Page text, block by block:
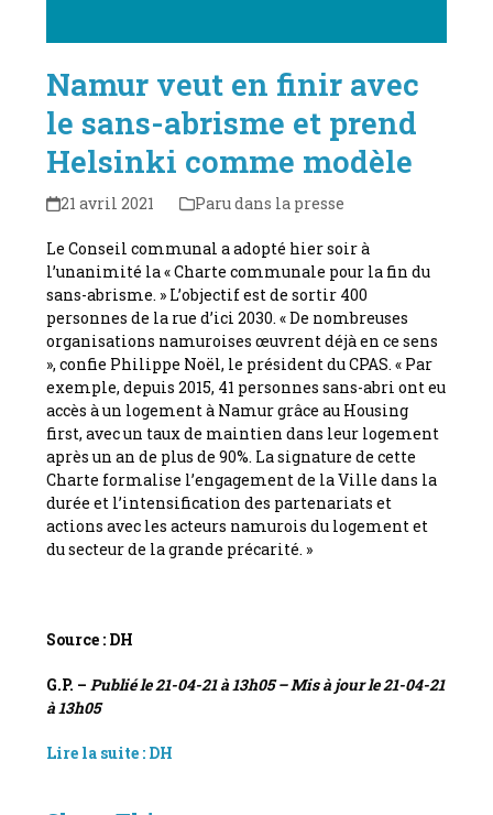
Namur veut en finir avec
le sans-abrisme et prend
Helsinki comme modèle
21 avril 2021 Paru dans la presse
Le Conseil communal a adopté hier soir à
l’unanimité la « Charte communale pour la fin du
sans-abrisme. » L’objectif est de sortir 400
personnes de la rue d’ici 2030. « De nombreuses
organisations namuroises œuvrent déjà en ce sens
», confie Philippe Noël, le président du CPAS. « Par
exemple, depuis 2015, 41 personnes sans-abri ont eu
accès à un logement à Namur grâce au Housing
first, avec un taux de maintien dans leur logement
après un an de plus de 90%. La signature de cette
Charte formalise l’engagement de la Ville dans la
durée et l’intensification des partenariats et
actions avec les acteurs namurois du logement et
du secteur de la grande précarité. »
Source : DH
G.P. –Publié le 21-04-21 à 13h05 – Mis à jour le21-04-21
à 13h05
Lire la suite : DH